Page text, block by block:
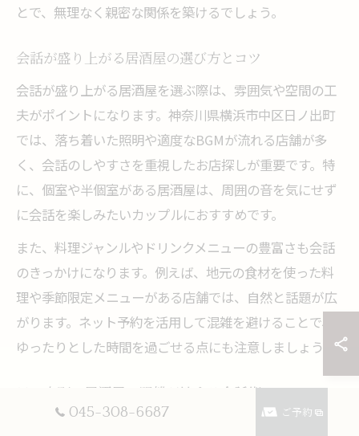
とで、無理なく親密な関係を築けるでしょう。
会話が盛り上がる居酒屋の選び方とコツ
会話が盛り上がる居酒屋を選ぶ際は、雰囲気や空間の工
夫がポイントになります。神奈川県横浜市中区日ノ出町
では、落ち着いた照明や適度なBGMが流れる店舗が多
く、会話のしやすさを重視したお店探しが重要です。特
に、個室や半個室がある居酒屋は、周囲の音を気にせず
に会話を楽しみたいカップルにおすすめです。
また、料理ジャンルやドリンクメニューの豊富さも会話
のきっかけになります。例えば、地元の食材を使った料
理や季節限定メニューがある店舗では、自然と話題が広
がります。ネット予約を活用して混雑を避けることで、
ゆったりとした時間を過ごせる点にも注意しましょう。
045-308-6687 ご予約